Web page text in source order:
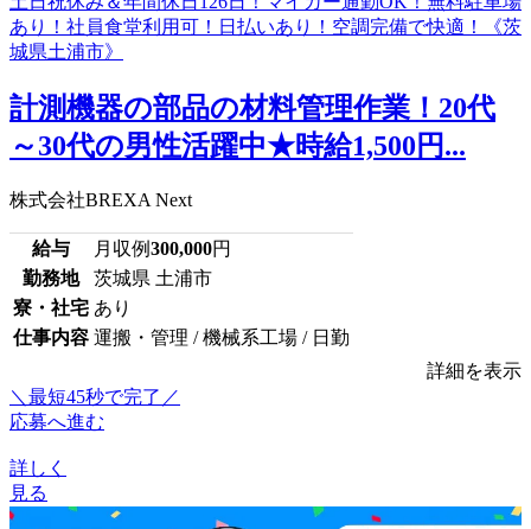
計測機器の部品の材料管理作業！20代
～30代の男性活躍中★時給1,500円...
株式会社BREXA Next
給与 月収例300,000円
勤務地
茨城県 土浦市
寮・社宅 あり
仕事内容 運搬・管理 / 機械系工場 / 日勤
詳細を表示
＼最短45秒で完了／
応募へ進む
詳しく
見る